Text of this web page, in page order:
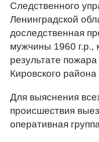
Следственного
Ленинградской
доследственная
мужчины 1960 г.р.,
результате
Кировского
Для выяснения
происшествия
оперативная